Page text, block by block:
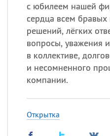
с юбилеем нашей
сердца всем
решений, лёгких
вопросы, уважения
в коллективе,
и несомненного
компании.
Открытка